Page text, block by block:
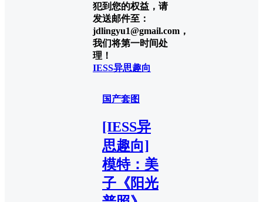
犯到您的权益，请
发送邮件至：
jdlingyu1@gmail.com，
我们将第一时间处
理！
IESS异思趣向
国产套图
[IESS异
思趣向]
模特：美
子《阳光